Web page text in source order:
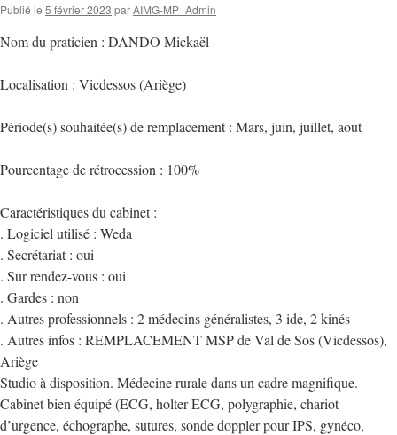
Publié le 5 février 2023 parAIMG-MP_Admin
Nom du praticien : DANDO Mickaël
Localisation : Vicdessos (Ariège)
Période(s) souhaitée(s) de remplacement : Mars, juin, juillet, aout
Pourcentage de rétrocession : 100%
Caractéristiques du cabinet :
. Logiciel utilisé : Weda
. Secrétariat : oui
. Sur rendez-vous : oui
. Gardes : non
. Autres professionnels : 2 médecins généralistes, 3 ide, 2 kinés
. Autres infos : REMPLACEMENT MSP de Val de Sos (Vicdessos),
Ariège
Studio à disposition. Médecine rurale dans un cadre magnifique.
Cabinet bien équipé (ECG, holter ECG, polygraphie, chariot
d’urgence, échographe, sutures, sonde doppler pour IPS, gynéco,